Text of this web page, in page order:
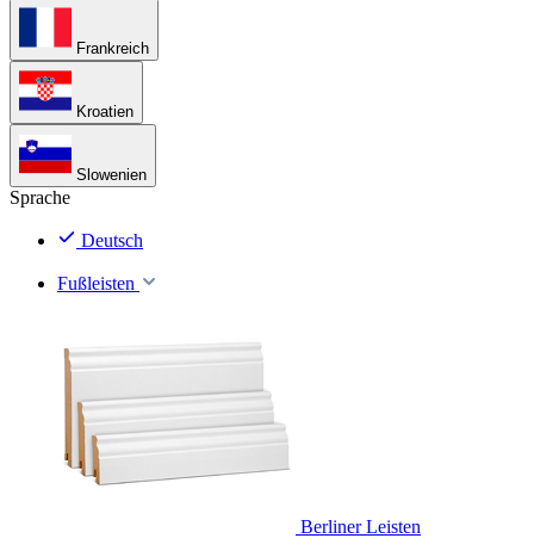
Frankreich
Kroatien
Slowenien
Sprache
Deutsch
Fußleisten
Berliner Leisten